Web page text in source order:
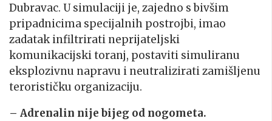
Dubravac. U simulaciji je, zajedno s bivšim
pripadnicima specijalnih postrojbi, imao
zadatak infiltrirati neprijateljski
komunikacijski toranj, postaviti simuliranu
eksplozivnu napravu i neutralizirati zamišljenu
terorističku organizaciju.
– Adrenalin nije bijeg od nogometa.